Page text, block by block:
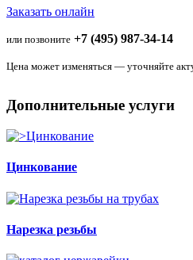
Заказать онлайн
или позвоните +7 (495) 987-34-14
Цена может изменяться — уточняйте
Дополнительные услуги
Цинкование
Нарезка резьбы